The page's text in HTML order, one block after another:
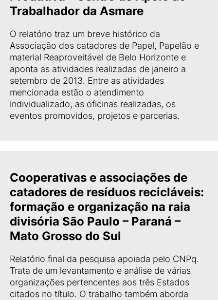
Trabalhador da Asmare
O relatório traz um breve histórico da
Associação dos catadores de Papel, Papelão e
material Reaproveitável de Belo Horizonte e
aponta as atividades realizadas de janeiro a
setembro de 2013. Entre as atividades
mencionada estão o atendimento
individualizado, as oficinas realizadas, os
eventos promovidos, projetos e parcerias.
Cooperativas e associações de
catadores de resíduos recicláveis:
formação e organização na raia
divisória São Paulo – Paraná –
Mato Grosso do Sul
Relatório final da pesquisa apoiada pelo CNPq.
Trata de um levantamento e análise de várias
organizações pertencentes aos três Estados
citados no título. O trabalho também aborda